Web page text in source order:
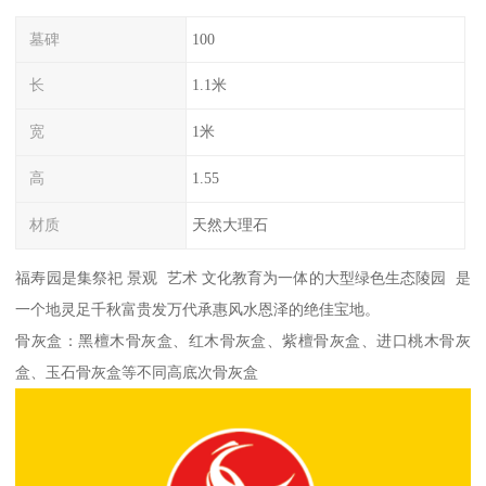
墓碑 100
长 1.1米
宽 1米
高 1.55
材质 天然大理石
福寿园是集祭祀 景观 艺术 文化教育为一体的大型绿色生态陵园 是
一个地灵足千秋富贵发万代承惠风水恩泽的绝佳宝地。
骨灰盒：黑檀木骨灰盒、红木骨灰盒、紫檀骨灰盒、进口桃木骨灰
盒、玉石骨灰盒等不同高底次骨灰盒